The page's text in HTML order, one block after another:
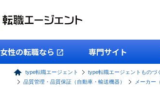
女性の転職なら 専門サイト
type転職エージェント type転職エージェントものづ
品質管理・品質保証（自動車・輸送機器）
メーカー